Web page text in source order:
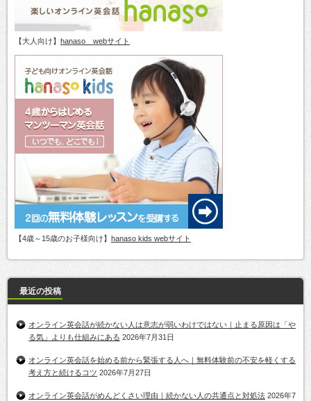
【大人向け】 hanaso webサイト
【4歳～15歳のお子様向け】 hanaso kids webサイト
最近の投稿
オンライン英会話が続かない人は意志が弱いわけではない｜止まる原因は「や
る気」よりも仕組みにある 2026年7月31日
オンライン英会話を始める前から緊張する人へ｜無料体験前の不安を軽くする
考え方と続けるコツ 2026年7月27日
オンライン英会話がめんどくさい理由｜続かない人の共通点と対処法 2026年7